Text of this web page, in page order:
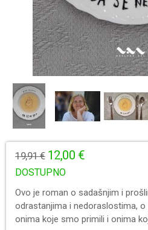
19,91 € 12,00 €
DOSTUPNO
Ovo je roman o sadašnjim i
odrastanjima i nedoraslostima,
onima koje smo primili i onima